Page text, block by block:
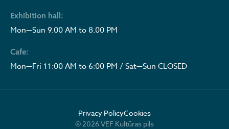
Exhibition hall:
Mon—Sun 9.00 AM to 8.00 PM
Cafe:
Mon—Fri 11:00 AM to 6:00 PM / Sat—Sun CLOSED
Privacy PolicyCookies
© 2026 VEF Kultūras pils